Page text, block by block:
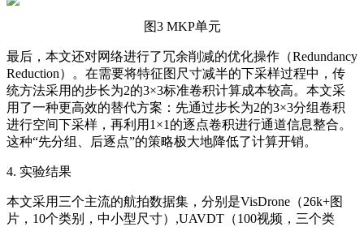
图3 MKP单元
最后，本文还对网络进行了冗余削减的优化操作（Redundancy
Reduction）。在需要将特征图尺寸减半的下采样过程中，传
统方法采用的步长为2的3×3标准卷积计算成本较高。本文采
用了一种更高效的替代方案：先通过步长为2的3×3分组卷积
进行空间下采样，再利用1×1的逐点卷积进行通道信息整合。
这种“先分组、后逐点”的策略极大地降低了计算开销。
4. 实验结果
本文采用三个主流的航拍数据集，分别是VisDrone（26k+图
片，10个类别，中小型尺寸）,UAVDT（100视频，三个类